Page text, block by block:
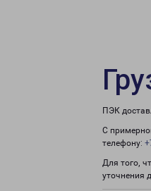
ПЭК
С
телефону:
Для того,
уточнения